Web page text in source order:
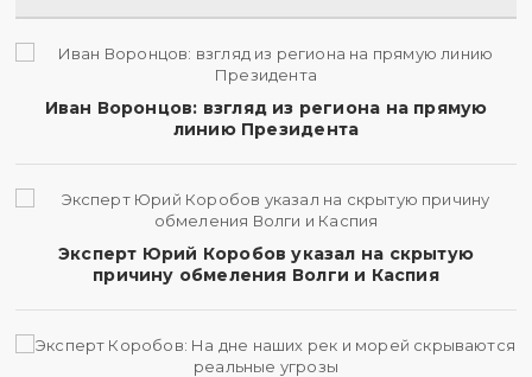
Иван Воронцов: взгляд из региона на прямую
линию Президента
Эксперт Юрий Коробов указал на скрытую
причину обмеления Волги и Каспия